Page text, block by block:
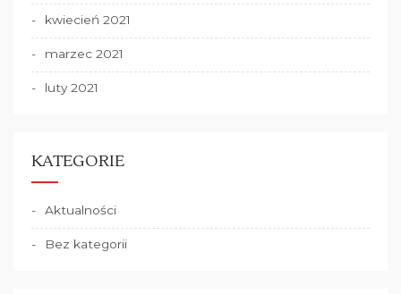
kwiecień 2021
marzec 2021
luty 2021
KATEGORIE
Aktualności
Bez kategorii